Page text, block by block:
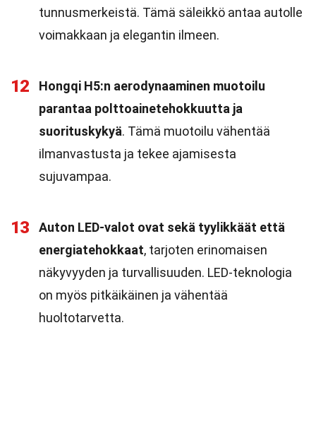
tunnusmerkeistä. Tämä säleikkö antaa autolle
voimakkaan ja elegantin ilmeen.
12
Hongqi H5:n aerodynaaminen muotoilu
parantaa polttoainetehokkuutta ja
suorituskykyä. Tämä muotoilu vähentää
ilmanvastusta ja tekee ajamisesta
sujuvampaa.
13
Auton LED-valot ovat sekä tyylikkäät että
energiatehokkaat, tarjoten erinomaisen
näkyvyyden ja turvallisuuden. LED-teknologia
on myös pitkäikäinen ja vähentää
huoltotarvetta.